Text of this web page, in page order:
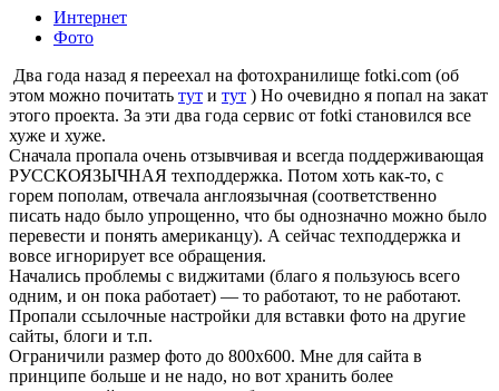
Интернет
Фото
Два года назад я переехал на фотохранилище fotki.com (об
этом можно почитать тут и тут ) Но очевидно я попал на закат
этого проекта. За эти два года сервис от fotki становился все
хуже и хуже.
Сначала пропала очень отзывчивая и всегда поддерживающая
РУССКОЯЗЫЧНАЯ техподдержка. Потом хоть как-то, с
горем пополам, отвечала англоязычная (соответственно
писать надо было упрощенно, что бы однозначно можно было
перевести и понять американцу). А сейчас техподдержка и
вовсе игнорирует все обращения.
Начались проблемы с виджитами (благо я пользуюсь всего
одним, и он пока работает) — то работают, то не работают.
Пропали ссылочные настройки для вставки фото на другие
сайты, блоги и т.п.
Ограничили размер фото до 800х600. Мне для сайта в
принципе больше и не надо, но вот хранить более